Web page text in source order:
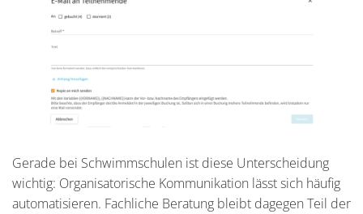
Gerade bei Schwimmschulen ist diese Unterscheidung
wichtig: Organisatorische Kommunikation lässt sich häufig
automatisieren. Fachliche Beratung bleibt dagegen Teil der